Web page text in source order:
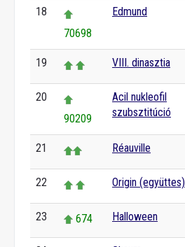
18
70698
Edmund
19 VIII. dinasztia
20
90209
Acil nukleofil
szubsztitúció
21 Réauville
22 Origin (együttes)
23 674 Halloween